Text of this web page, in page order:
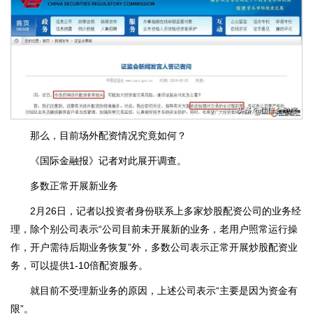
那么，目前场外配资情况究竟如何？
《国际金融报》记者对此展开调查。
多数正常开展新业务
2月26日，记者以投资者身份联系上多家炒股配资公司的业务经
理，除个别公司表示“公司目前未开展新的业务，老用户照常运行操
作，开户需待后期业务恢复”外，多数公司表示正常开展炒股配资业
务，可以提供1-10倍配资服务。
就目前不受理新业务的原因，上述公司表示“主要是因为资金有
限”。